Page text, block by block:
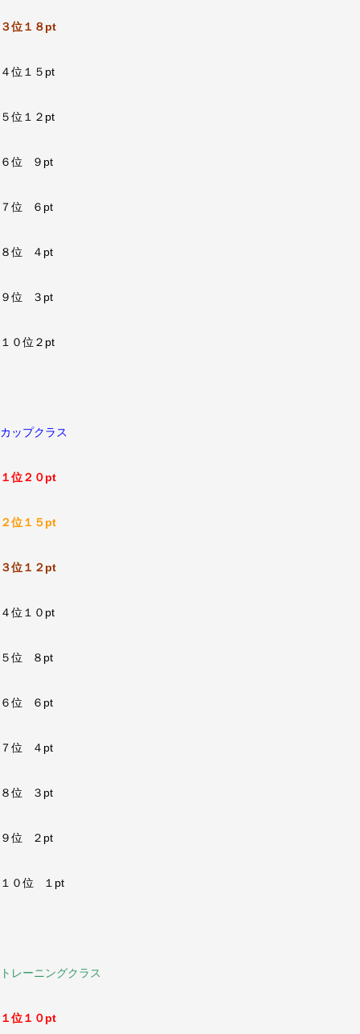
３位１８pt
４位１５pt
５位１２pt
６位 ９pt
７位 ６pt
８位 ４pt
９位 ３pt
１０位２pt
カップクラス
１位２０pt
２位１５pt
３位１２pt
４位１０pt
５位 ８pt
６位 ６pt
７位 ４pt
８位 ３pt
９位 ２pt
１０位 １pt
トレーニングクラス
１位１０pt